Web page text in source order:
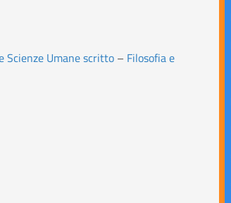
Scienze Umane scritto– Filosofia e